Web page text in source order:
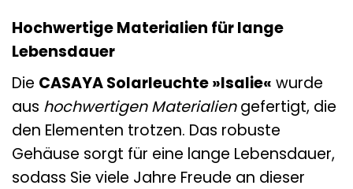
Hochwertige Materialien für lange
Lebensdauer
Die CASAYA Solarleuchte »Isalie« wurde
aus hochwertigen Materialiengefertigt, die
den Elementen trotzen. Das robuste
Gehäuse sorgt für eine lange Lebensdauer,
sodass Sie viele Jahre Freude an dieser